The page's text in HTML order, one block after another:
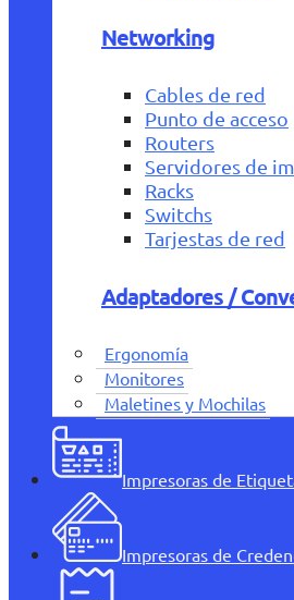
Networking
Cables de red
Punto de acceso
Routers
Servidores de
Racks
Switchs
Tarjestas de red
Adaptadores /
Ergonomía
Monitores
Maletines y Mochilas
Impresoras de
Impresoras de